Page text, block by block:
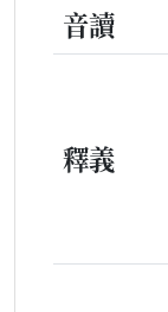
音讀
釋義